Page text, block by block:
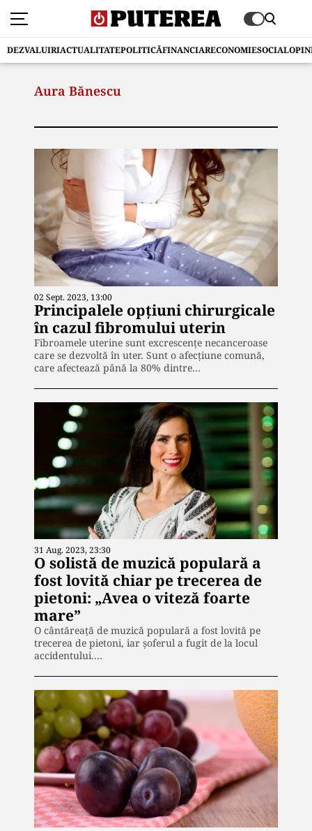
DEZVALUIRIACTUALITATEPOLITICĂFINANCIARECONOMIESOCIAL
Aura Bănescu
02 Sept. 2023, 13:00
Principalele opțiuni chirurgicale
în cazul fibromului uterin
Fibroamele uterine sunt excrescențe necanceroase
care se dezvoltă în uter. Sunt o afecțiune comună,
care afectează până la 80% dintre…
31 Aug. 2023, 23:30
O solistă de muzică populară a
fost lovită chiar pe trecerea de
pietoni: „Avea o viteză foarte
mare”
O cântăreață de muzică populară a fost lovită pe
trecerea de pietoni, iar șoferul a fugit de la locul
accidentului.…